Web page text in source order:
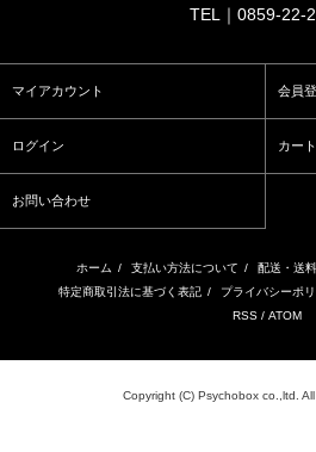
TEL｜0859-22-
マイアカウント 会員
ログイン カー
お問い合わせ
ホーム / 支払い方法について / 配送・送
特定商取引法に基づく表記 / プライバシーポ
RSS / ATOM
Copyright (C) Psychobox co.,ltd. All